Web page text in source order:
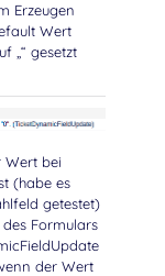
Erzeugen
Wert
„“ gesetzt
Wert bei
(habe es
getestet)
Formulars
der Wert